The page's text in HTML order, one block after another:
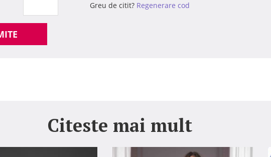
Greu de citit? Regenerare cod
Citeste mai mult